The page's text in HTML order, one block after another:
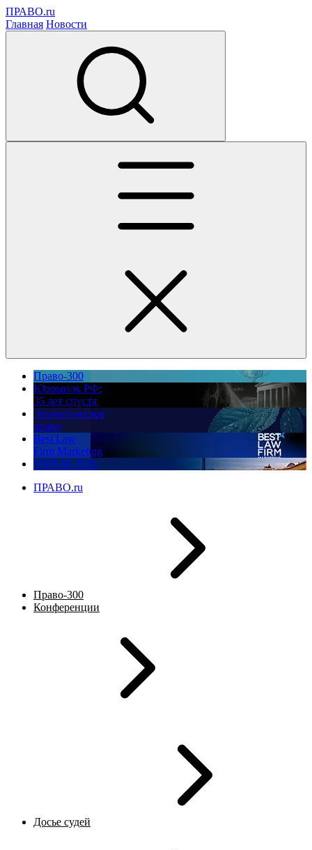
ПРАВО.ru
Главная Новости
Право-300
Юррынок РФ:
35 лет спустя
Экологическое
право
Best Law
Firm Marketing
ПМЮФ 2026
ПРАВО.ru
Право-300
Конференции
Досье судей